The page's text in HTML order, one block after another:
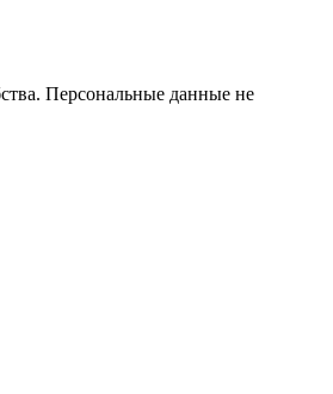
Персональные данные не